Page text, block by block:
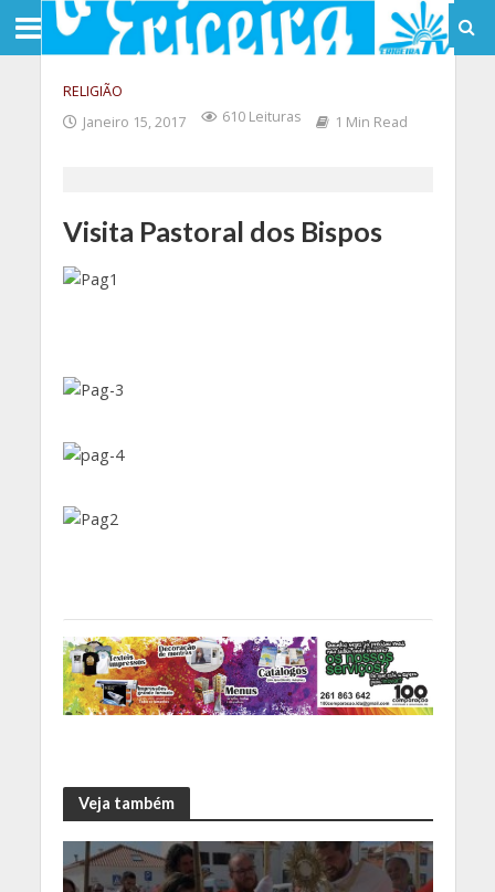
RELIGIÃO
Janeiro 15, 2017
610 Leituras 1 Min Read
Visita Pastoral dos Bispos
Veja também